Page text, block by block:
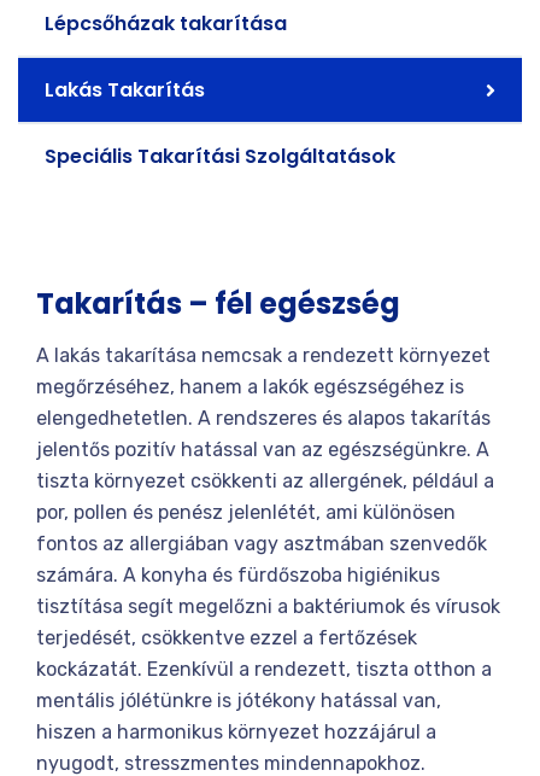
Lépcsőházak takarítása
Lakás Takarítás
Speciális Takarítási Szolgáltatások
Takarítás – fél egészség
A lakás takarítása nemcsak a rendezett környezet
megőrzéséhez, hanem a lakók egészségéhez is
elengedhetetlen. A rendszeres és alapos takarítás
jelentős pozitív hatással van az egészségünkre. A
tiszta környezet csökkenti az allergének, például a
por, pollen és penész jelenlétét, ami különösen
fontos az allergiában vagy asztmában szenvedők
számára. A konyha és fürdőszoba higiénikus
tisztítása segít megelőzni a baktériumok és vírusok
terjedését, csökkentve ezzel a fertőzések
kockázatát. Ezenkívül a rendezett, tiszta otthon a
mentális jólétünkre is jótékony hatással van,
hiszen a harmonikus környezet hozzájárul a
nyugodt, stresszmentes mindennapokhoz.